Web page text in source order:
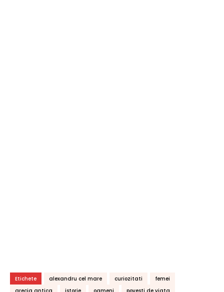
Etichete alexandru cel mare curiozitati
femei